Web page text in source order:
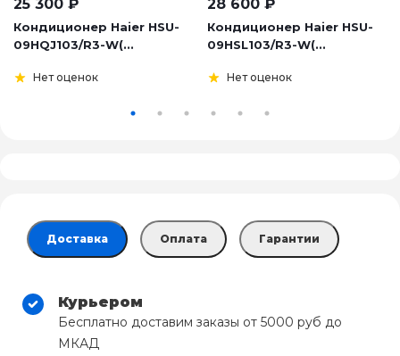
25 300 ₽
Кондиционер Haier HSU-
09HQJ103/R3-W(...
Нет оценок
28 600 ₽
Кондиционер Haier HSU-
09HSL103/R3-W(...
Нет оценок
Доставка Оплата Гарантии
Курьером
Бесплатно доставим заказы от 5000 руб до
МКАД